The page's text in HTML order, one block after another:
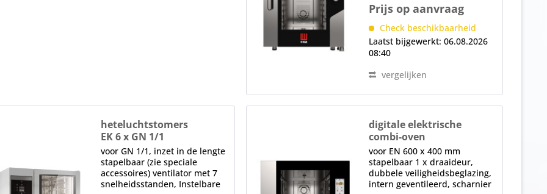
luchtbehuizingssysteem
Gepatenteerd DRYLOGIC™
droogsysteem Intern
geventileerde deur met LED-
verlichting,...
Prijs op aanvraag
Check beschikbaarheid
Laatst bijgewerkt: 06.08.2026
08:40
vergelijken
heteluchtstomers
EK 6 x GN 1/1
voor GN 1/1, inzet in de lengte
stapelbaar (zie speciale
accessoires) ventilator met 7
snelheidsstanden, Instelbare
digitale elektrische
combi-oven
MKF 664 TS
voor EN 600 x 400 mm
stapelbaar 1 x draaideur,
dubbele veiligheidsbeglazing,
intern geventileerd, scharnier